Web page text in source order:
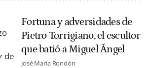
Fortuna y adversidades de
Pietro Torrigiano, el escultor
que batió a Miguel Ángel
José María Rondón